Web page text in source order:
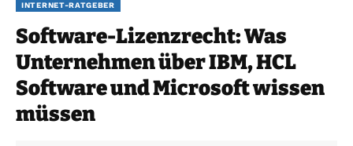
INTERNET-RATGEBER
Software-Lizenzrecht: Was
Unternehmen über IBM, HCL
Software und Microsoft wissen
müssen